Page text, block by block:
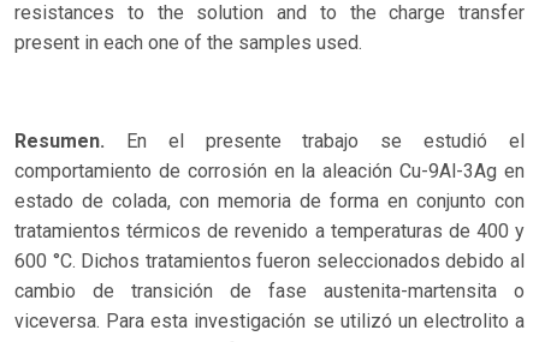
resistances to the solution and to the charge transfer
present in each one of the samples used.
Resumen. En el presente trabajo se estudió el
comportamiento de corrosión en la aleación Cu-9Al-3Ag en
estado de colada, con memoria de forma en conjunto con
tratamientos térmicos de revenido a temperaturas de 400 y
600 °C. Dichos tratamientos fueron seleccionados debido al
cambio de transición de fase austenita-martensita o
viceversa. Para esta investigación se utilizó un electrolito a